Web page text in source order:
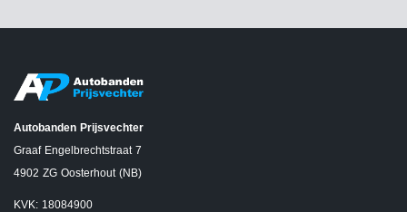
Autobanden Prijsvechter
Graaf Engelbrechtstraat 7
4902 ZG Oosterhout (NB)
KVK: 18084900